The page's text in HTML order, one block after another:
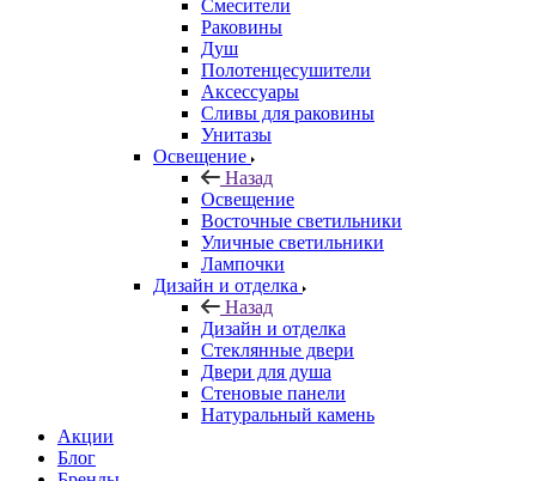
Смесители
Раковины
Душ
Полотенцесушители
Аксессуары
Сливы для раковины
Унитазы
Освещение
Назад
Освещение
Восточные светильники
Уличные светильники
Лампочки
Дизайн и отделка
Назад
Дизайн и отделка
Стеклянные двери
Двери для душа
Стеновые панели
Натуральный камень
Акции
Блог